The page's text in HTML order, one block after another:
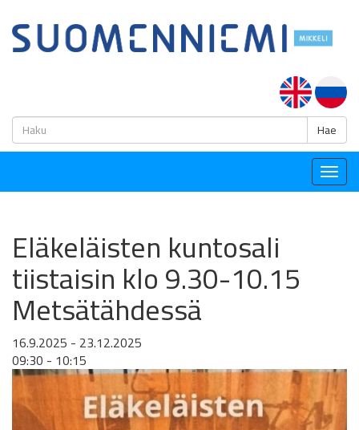
Hae
Eläkeläisten kuntosali
tiistaisin klo 9.30-10.15
Metsätähdessä
16.9.2025 - 23.12.2025
09:30 - 10:15